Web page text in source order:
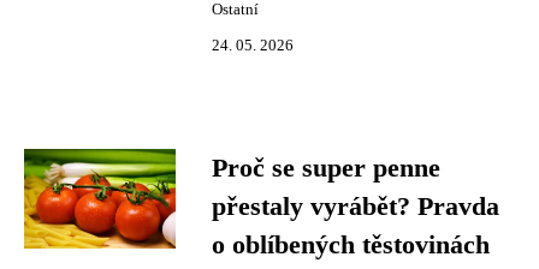
Ostatní
24. 05. 2026
Proč se super penne
přestaly vyrábět? Pravda
o oblíbených těstovinách